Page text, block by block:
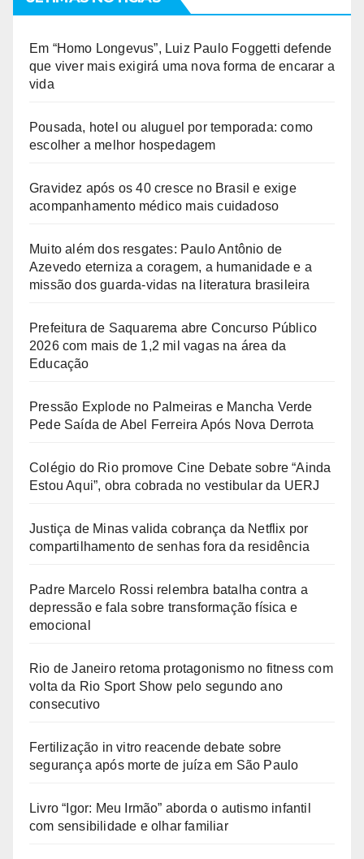
Em “Homo Longevus”, Luiz Paulo Foggetti defende
que viver mais exigirá uma nova forma de encarar a
vida
Pousada, hotel ou aluguel por temporada: como
escolher a melhor hospedagem
Gravidez após os 40 cresce no Brasil e exige
acompanhamento médico mais cuidadoso
Muito além dos resgates: Paulo Antônio de
Azevedo eterniza a coragem, a humanidade e a
missão dos guarda-vidas na literatura brasileira
Prefeitura de Saquarema abre Concurso Público
2026 com mais de 1,2 mil vagas na área da
Educação
Pressão Explode no Palmeiras e Mancha Verde
Pede Saída de Abel Ferreira Após Nova Derrota
Colégio do Rio promove Cine Debate sobre “Ainda
Estou Aqui”, obra cobrada no vestibular da UERJ
Justiça de Minas valida cobrança da Netflix por
compartilhamento de senhas fora da residência
Padre Marcelo Rossi relembra batalha contra a
depressão e fala sobre transformação física e
emocional
Rio de Janeiro retoma protagonismo no fitness com
volta da Rio Sport Show pelo segundo ano
consecutivo
Fertilização in vitro reacende debate sobre
segurança após morte de juíza em São Paulo
Livro “Igor: Meu Irmão” aborda o autismo infantil
com sensibilidade e olhar familiar